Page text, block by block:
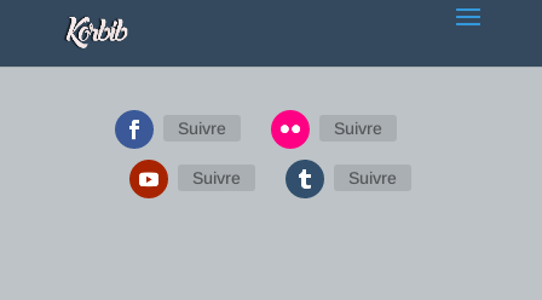
Suivre Suivre
Suivre Suivre